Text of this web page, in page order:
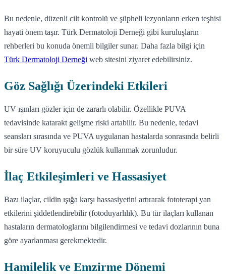
Bu nedenle, düzenli cilt kontrolü ve şüpheli lezyonların erken teşhisi
hayati önem taşır. Türk Dermatoloji Derneği gibi kuruluşların
rehberleri bu konuda önemli bilgiler sunar. Daha fazla bilgi için
Türk Dermatoloji Derneği web sitesini ziyaret edebilirsiniz.
Göz Sağlığı Üzerindeki Etkileri
UV ışınları gözler için de zararlı olabilir. Özellikle PUVA
tedavisinde katarakt gelişme riski artabilir. Bu nedenle, tedavi
seansları sırasında ve PUVA uygulanan hastalarda sonrasında belirli
bir süre UV koruyuculu gözlük kullanmak zorunludur.
İlaç Etkileşimleri ve Hassasiyet
Bazı ilaçlar, cildin ışığa karşı hassasiyetini artırarak fototerapi yan
etkilerini şiddetlendirebilir (fotoduyarlılık). Bu tür ilaçları kullanan
hastaların dermatologlarını bilgilendirmesi ve tedavi dozlarının buna
göre ayarlanması gerekmektedir.
Hamilelik ve Emzirme Dönemi